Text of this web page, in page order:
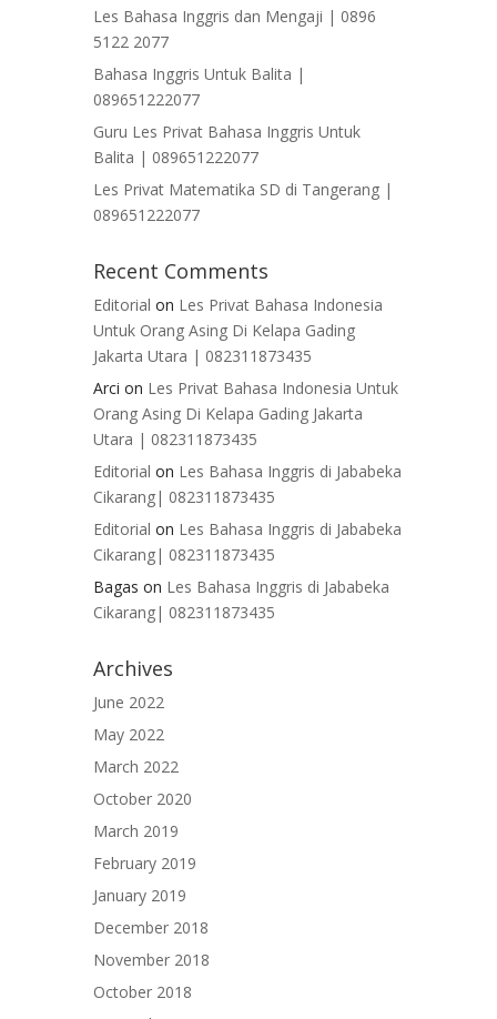
Les Bahasa Inggris dan Mengaji | 0896
5122 2077
Bahasa Inggris Untuk Balita |
089651222077
Guru Les Privat Bahasa Inggris Untuk
Balita | 089651222077
Les Privat Matematika SD di Tangerang |
089651222077
Recent Comments
Editorial on Les Privat Bahasa Indonesia
Untuk Orang Asing Di Kelapa Gading
Jakarta Utara | 082311873435
Arci on Les Privat Bahasa Indonesia Untuk
Orang Asing Di Kelapa Gading Jakarta
Utara | 082311873435
Editorial on Les Bahasa Inggris di Jababeka
Cikarang| 082311873435
Editorial on Les Bahasa Inggris di Jababeka
Cikarang| 082311873435
Bagas on Les Bahasa Inggris di Jababeka
Cikarang| 082311873435
Archives
June 2022
May 2022
March 2022
October 2020
March 2019
February 2019
January 2019
December 2018
November 2018
October 2018